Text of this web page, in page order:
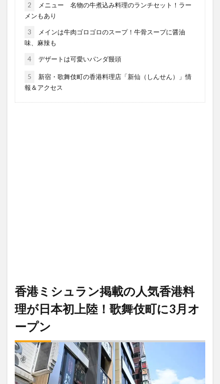
2
メニュー 名物の牛煮込み料理のランチセット！ラー
メンもあり
3
メインは牛肉ゴロゴロのスープ！牛骨スープに醤油
味、麻辣も
4 デザートは可愛いパンダ饅頭
5
新宿・歌舞伎町の香港料理店「新仙（しんせん）」情
報＆アクセス
香港ミシュラン掲載の人気香港料
理が日本初上陸！歌舞伎町に3月オ
ープン